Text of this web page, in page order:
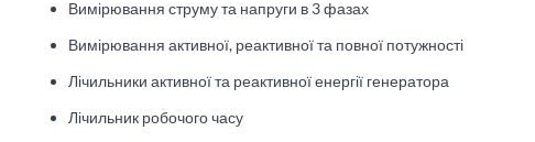
Вимірювання струму та напруги в 3 фазах
Вимірювання активної, реактивної та повної потужності
Лічильники активної та реактивної енергії генератора
Лічильник робочого часу